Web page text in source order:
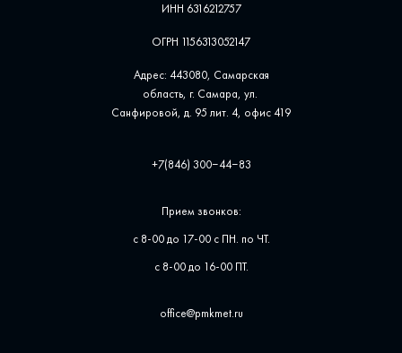
ИНН 6316212757
ОГРН 1156313052147
Адрес: 443080, Самарская
область, г. Самара, ул. ​
Санфировой, д. 95 лит. 4, офис ​419
+7(846) 300‒44‒83
Прием звонков:
с 8-00 до 17-00 с ПН. по ЧТ.
с 8-00 до 16-00 ПТ.
office@pmkmet.ru